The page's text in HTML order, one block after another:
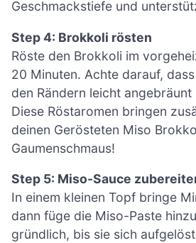
Geschmackstiefe und
Step 4: Brokkoli rösten
Röste den Brokkoli im
20 Minuten. Achte darauf,
den Rändern leicht
Diese Röstaromen bringen
deinen Gerösteten Miso
Gaumenschmaus!
Step 5: Miso-Sauce
In einem kleinen Topf bringe
dann füge die Miso-Paste
gründlich, bis sie sich